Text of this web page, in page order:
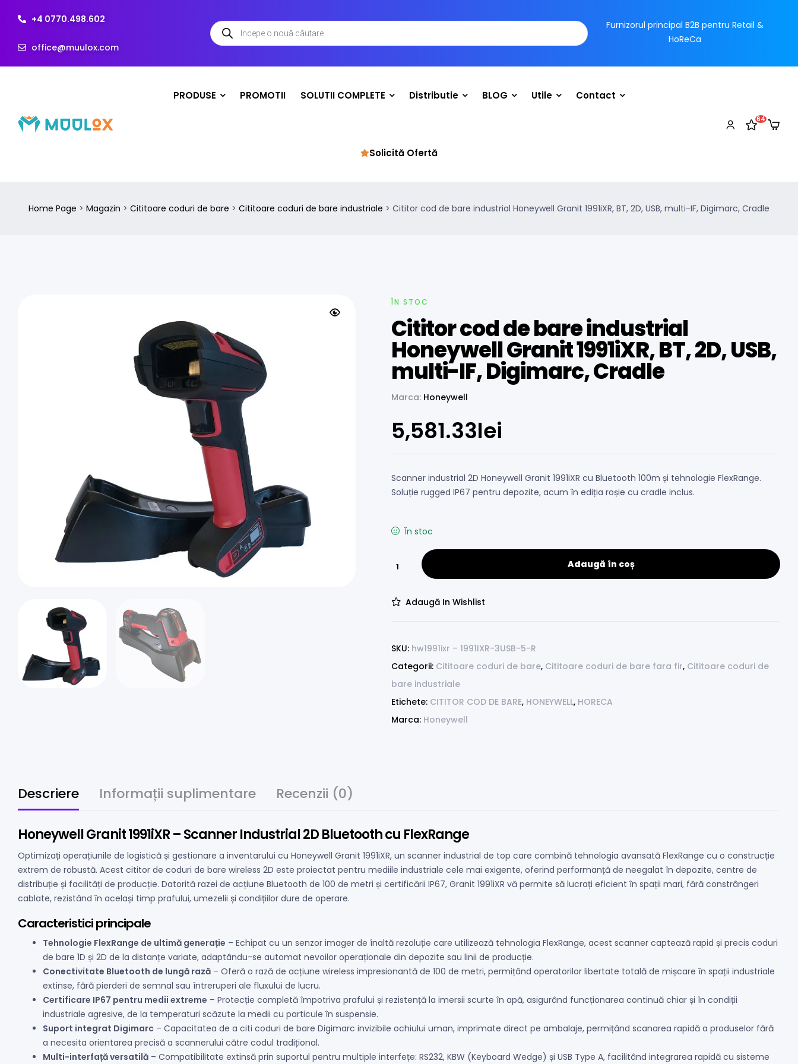
+4 0770.498.602
office@muulox.com
Furnizorul principal B2B pentru Retail &
HoReCa
PRODUSE PROMOTII SOLUTII COMPLETE Distributie BLOG Utile Contact
Solicită Ofertă
64
Home Page > Magazin > Cititoare coduri de bare > Cititoare coduri de bare industriale > Cititor cod de bare industrial Honeywell Granit 1991iXR, BT, 2D, USB, multi-IF, Digimarc, Cradle
ÎN STOC
Cititor cod de bare industrial
Honeywell Granit 1991iXR, BT, 2D, USB,
multi-IF, Digimarc, Cradle
Marca: Honeywell
5,581.33lei
Scanner industrial 2D Honeywell Granit 1991iXR cu Bluetooth 100m și tehnologie FlexRange.
Soluție rugged IP67 pentru depozite, acum în ediția roșie cu cradle inclus.
În stoc
Adaugă în coș
Adaugă In Wishlist
SKU: hw1991ixr – 1991IXR-3USB-5-R
Categorii: Cititoare coduri de bare, Cititoare coduri de bare fara fir, Cititoare coduri de
bare industriale
Etichete: CITITOR COD DE BARE, HONEYWELL, HORECA
Marca: Honeywell
Descriere Informații suplimentare Recenzii (0)
Honeywell Granit 1991iXR – Scanner Industrial 2D Bluetooth cu FlexRange
Optimizați operațiunile de logistică și gestionare a inventarului cu Honeywell Granit 1991iXR, un scanner industrial de top care combină tehnologia avansată FlexRange cu o construcție
extrem de robustă. Acest cititor de coduri de bare wireless 2D este proiectat pentru mediile industriale cele mai exigente, oferind performanță de neegalat în depozite, centre de
distribuție și facilități de producție. Datorită razei de acțiune Bluetooth de 100 de metri și certificării IP67, Granit 1991iXR vă permite să lucrați eficient în spații mari, fără constrângeri
cablate, rezistând în același timp prafului, umezelii și condițiilor dure de operare.
Caracteristici principale
Tehnologie FlexRange de ultimă generație – Echipat cu un senzor imager de înaltă rezoluție care utilizează tehnologia FlexRange, acest scanner captează rapid și precis coduri
de bare 1D și 2D de la distanțe variate, adaptându-se automat nevoilor operaționale din depozite sau linii de producție.
Conectivitate Bluetooth de lungă rază – Oferă o rază de acțiune wireless impresionantă de 100 de metri, permițând operatorilor libertate totală de mișcare în spații industriale
extinse, fără pierderi de semnal sau întreruperi ale fluxului de lucru.
Certificare IP67 pentru medii extreme – Protecție completă împotriva prafului și rezistență la imersii scurte în apă, asigurând funcționarea continuă chiar și în condiții
industriale agresive, de la temperaturi scăzute la medii cu particule în suspensie.
Suport integrat Digimarc – Capacitatea de a citi coduri de bare Digimarc invizibile ochiului uman, imprimate direct pe ambalaje, permițând scanarea rapidă a produselor fără
a necesita orientarea precisă a scannerului către codul tradițional.
Multi-interfață versatilă – Compatibilitate extinsă prin suportul pentru multiple interfețe: RS232, KBW (Keyboard Wedge) și USB Type A, facilitând integrarea rapidă cu sisteme